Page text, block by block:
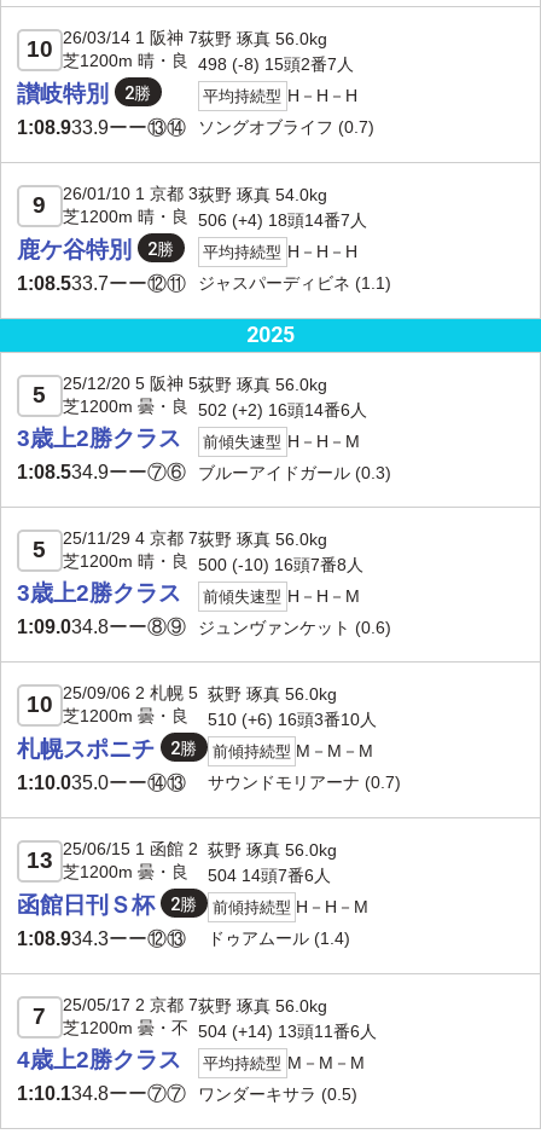
10
26/03/14 1 阪神 7
芝1200m 晴・良
讃岐特別
1:08.933.9ーー⑬⑭
荻野 琢真 56.0kg
498 (-8) 15頭2番7人
平均持続型 H－H－H
ソングオブライフ (0.7)
9
26/01/10 1 京都 3
芝1200m 晴・良
鹿ケ谷特別
1:08.533.7ーー⑫⑪
荻野 琢真 54.0kg
506 (+4) 18頭14番7人
平均持続型 H－H－H
ジャスパーディビネ (1.1)
2025
5
25/12/20 5 阪神 5
芝1200m 曇・良
3歳上2勝クラス
1:08.534.9ーー⑦⑥
荻野 琢真 56.0kg
502 (+2) 16頭14番6人
前傾失速型 H－H－M
ブルーアイドガール (0.3)
5
25/11/29 4 京都 7
芝1200m 晴・良
3歳上2勝クラス
1:09.034.8ーー⑧⑨
荻野 琢真 56.0kg
500 (-10) 16頭7番8人
前傾失速型 H－H－M
ジュンヴァンケット (0.6)
10
25/09/06 2 札幌 5
芝1200m 曇・良
札幌スポニチ
1:10.035.0ーー⑭⑬
荻野 琢真 56.0kg
510 (+6) 16頭3番10人
前傾持続型 M－M－M
サウンドモリアーナ (0.7)
13
25/06/15 1 函館 2
芝1200m 曇・良
函館日刊Ｓ杯
1:08.934.3ーー⑫⑬
荻野 琢真 56.0kg
504 14頭7番6人
前傾持続型 H－H－M
ドゥアムール (1.4)
7
25/05/17 2 京都 7
芝1200m 曇・不
4歳上2勝クラス
1:10.134.8ーー⑦⑦
荻野 琢真 56.0kg
504 (+14) 13頭11番6人
平均持続型 M－M－M
ワンダーキサラ (0.5)